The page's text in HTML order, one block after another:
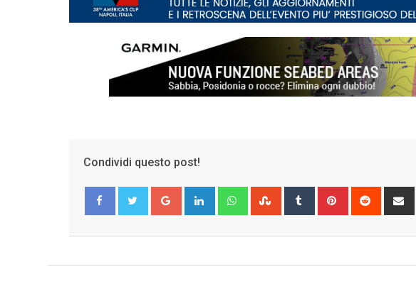
Condividi questo post!
Google+ LinkedIn WhatsappStumbleUpon
Tumblr Pinterest Reddit